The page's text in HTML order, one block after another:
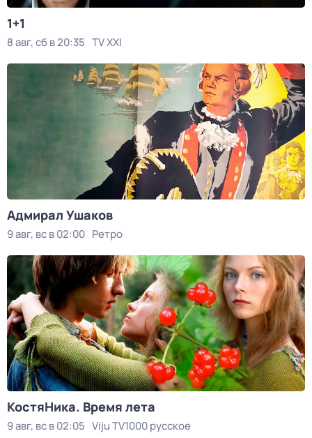
1+1
8 авг, сб в 20:35 TV XXI
Адмирал Ушаков
9 авг, вс в 02:00 Ретро
КостяНика. Время лета
9 авг, вс в 02:05 Viju TV1000 русское